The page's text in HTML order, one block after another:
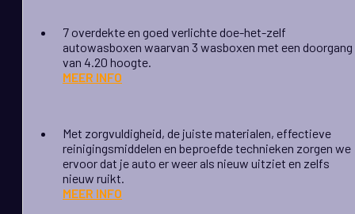
7 overdekte en goed verlichte doe-het-zelf
autowasboxen waarvan 3 wasboxen met een doorgang
van 4.20 hoogte.
MEER INFO
Met zorgvuldigheid, de juiste materialen, effectieve
reinigingsmiddelen en beproefde technieken zorgen we
ervoor dat je auto er weer als nieuw uitziet en zelfs
nieuw ruikt.
MEER INFO